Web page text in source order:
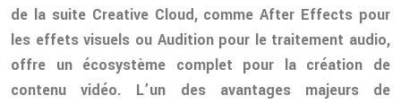
de la suite Creative Cloud, comme After Effects pour
les effets visuels ou Audition pour le traitement audio,
offre un écosystème complet pour la création de
contenu vidéo. L’un des avantages majeurs de